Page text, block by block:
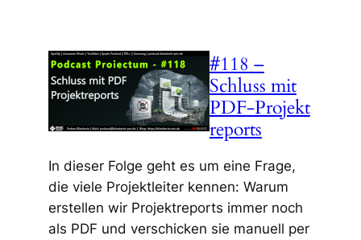
#118 –
Schluss mit
PDF‑Projekt
reports
In dieser Folge geht es um eine Frage,
die viele Projektleiter kennen: Warum
erstellen wir Projektreports immer noch
als PDF und verschicken sie manuell per